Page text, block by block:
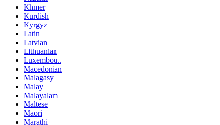
Khmer
Kurdish
Kyrgyz
Latin
Latvian
Lithuanian
Luxembou..
Macedonian
Malagasy
Malay
Malayalam
Maltese
Maori
Marathi